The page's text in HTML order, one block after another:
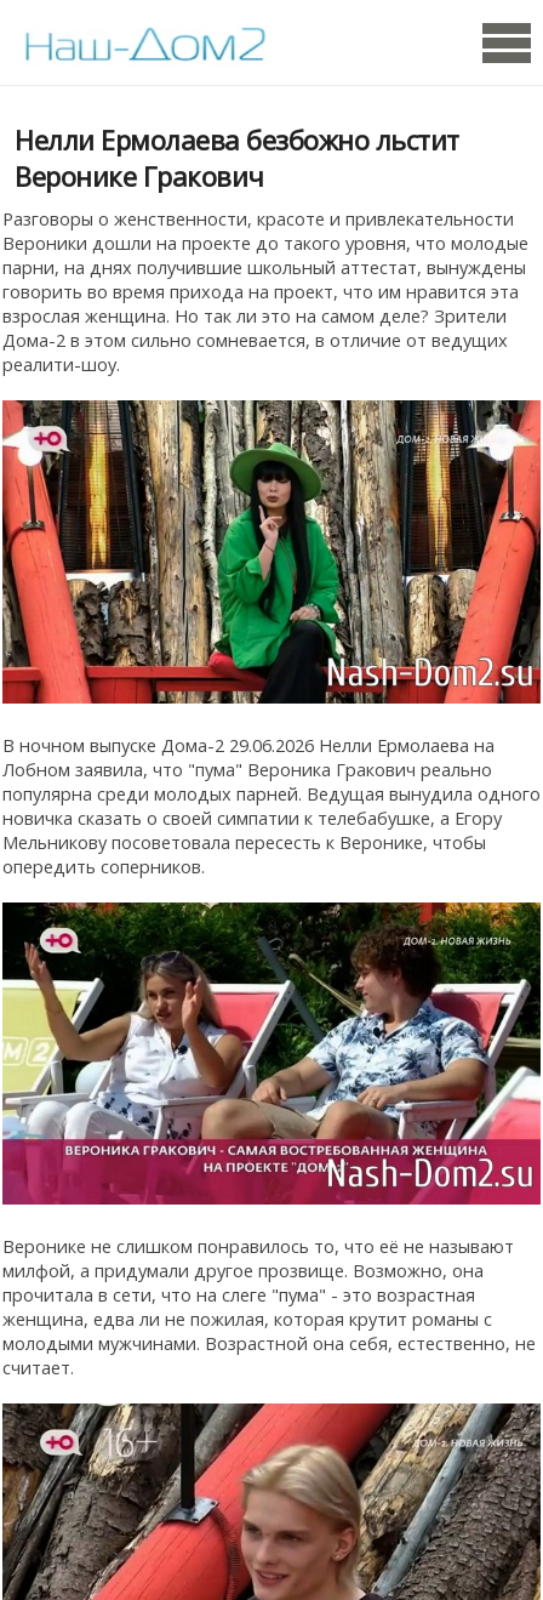
Нелли Ермолаева безбожно льстит
Веронике Гракович
Разговоры о женственности, красоте и привлекательности
Вероники дошли на проекте до такого уровня, что молодые
парни, на днях получившие школьный аттестат, вынуждены
говорить во время прихода на проект, что им нравится эта
взрослая женщина. Но так ли это на самом деле? Зрители
Дома-2 в этом сильно сомневается, в отличие от ведущих
реалити-шоу.
В ночном выпуске Дома-2 29.06.2026 Нелли Ермолаева на
Лобном заявила, что "пума" Вероника Гракович реально
популярна среди молодых парней. Ведущая вынудила одного
новичка сказать о своей симпатии к телебабушке, а Егору
Мельникову посоветовала пересесть к Веронике, чтобы
опередить соперников.
Веронике не слишком понравилось то, что её не называют
милфой, а придумали другое прозвище. Возможно, она
прочитала в сети, что на слеге "пума" - это возрастная
женщина, едва ли не пожилая, которая крутит романы с
молодыми мужчинами. Возрастной она себя, естественно, не
считает.